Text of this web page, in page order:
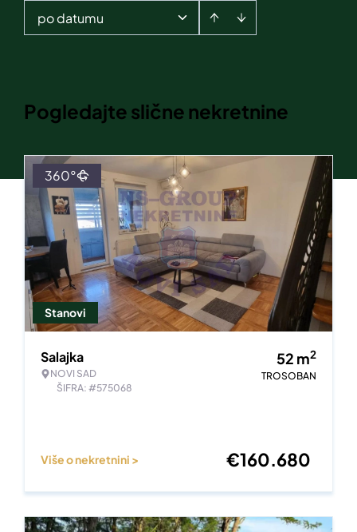
po datumu
Pogledajte slične nekretnine
Stanovi
360°
Salajka
NOVI SAD
ŠIFRA: #575068
52 m2
TROSOBAN
Više o nekretnini > €160.680